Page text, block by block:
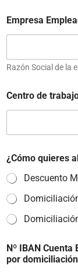
Empresa
Razón Social de la
Centro de
¿Cómo quieres
Descuento
Nº IBAN
por